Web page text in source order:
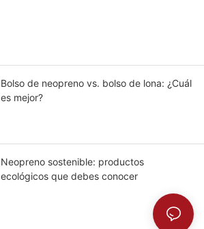
Bolso de neopreno vs. bolso de lona: ¿Cuál
es mejor?
Neopreno sostenible: productos
ecológicos que debes conocer